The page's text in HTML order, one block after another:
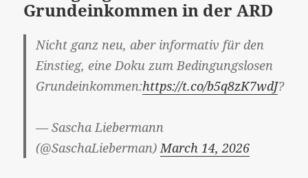
Grundeinkommen in der ARD
Nicht ganz neu, aber informativ für den
Einstieg, eine Doku zum Bedingungslosen
Grundeinkommen:https://t.co/b5q8zK7wdJ?
— Sascha Liebermann
(@SaschaLieberman) March 14, 2026